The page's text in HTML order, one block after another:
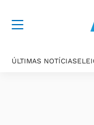
ÚLTIMAS NOTÍCIAS